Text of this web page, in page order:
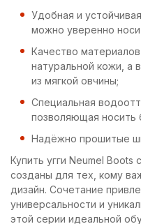
Удобная и
можно уверенно
Качество
натуральной кожи, а
из мягкой овчины;
Специальная
позволяющая носить
Надёжно прошитые
Купить угги Neumel
созданы для тех, кому
дизайн. Сочетание
универсальности и
этой серии идеальной